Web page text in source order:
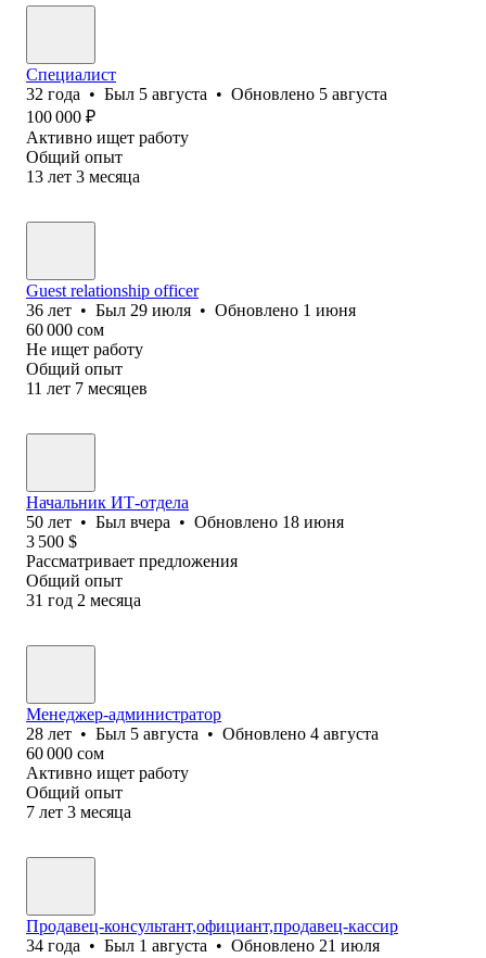
Специалист
32 года • Был 5 августа • Обновлено 5 августа
100 000 ₽
Активно ищет работу
Общий опыт
13 лет 3 месяца
Guest relationship officer
36 лет • Был 29 июля • Обновлено 1 июня
60 000 сом
Не ищет работу
Общий опыт
11 лет 7 месяцев
Начальник ИТ-отдела
50 лет • Был вчера • Обновлено 18 июня
3 500 $
Рассматривает предложения
Общий опыт
31 год 2 месяца
Менеджер-администратор
28 лет • Был 5 августа • Обновлено 4 августа
60 000 сом
Активно ищет работу
Общий опыт
7 лет 3 месяца
Продавец-консультант,официант,продавец-кассир
34 года • Был 1 августа • Обновлено 21 июля